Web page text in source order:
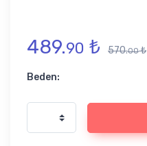
489.90 ₺ 570.00₺
Beden: